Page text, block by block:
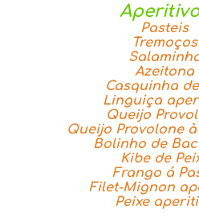
Pasteis
Tremoços
Azeitona
Casquinha
Linguiça
Queijo
Queijo Provolone
Bolinho de
Kibe de
Frango á
Filet-Mignon
Peixe